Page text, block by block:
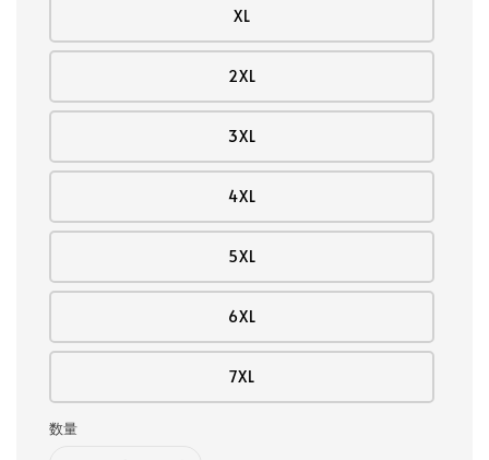
XL
2XL
3XL
4XL
5XL
6XL
7XL
数量